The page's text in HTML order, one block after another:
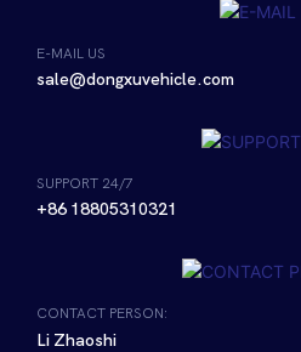
E-MAIL US
sale@dongxuvehicle.com
SUPPORT 24/7
+86 18805310321
CONTACT PERSON:
Li Zhaoshi